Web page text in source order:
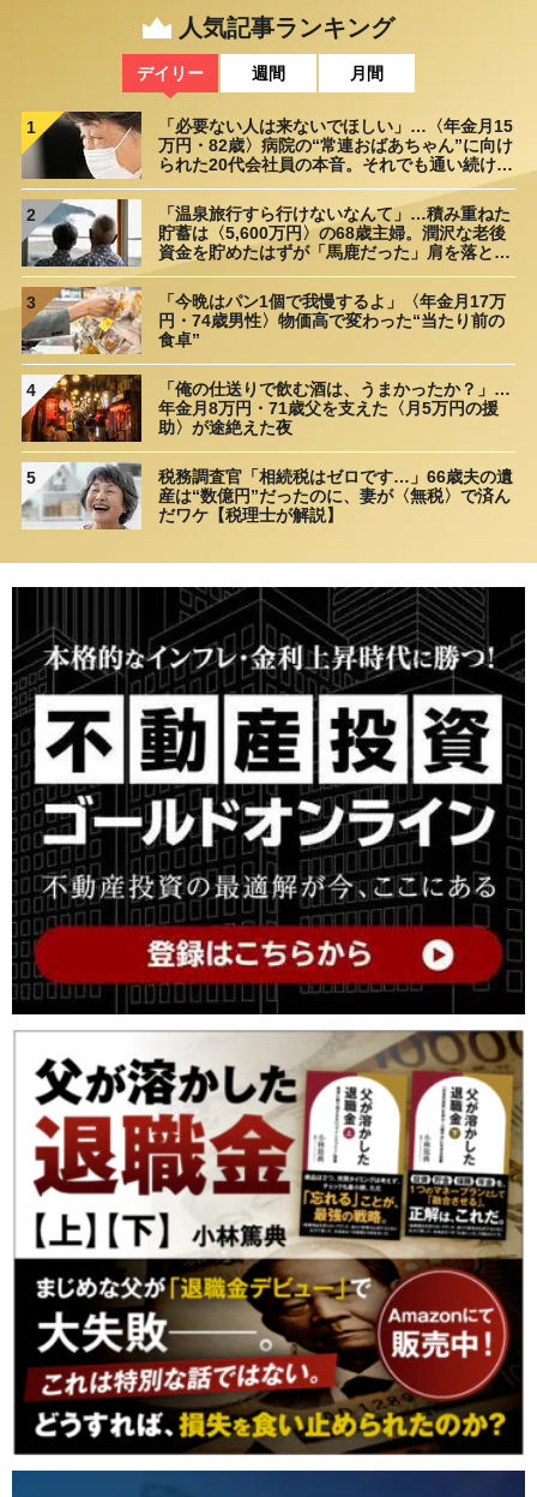
人気記事ランキング
デイリー 週間 月間
1
「必要ない人は来ないでほしい」…〈年金月15
万円・82歳〉病院の“常連おばあちゃん”に向け
られた20代会社員の本音。それでも通い続ける
理由
2
「温泉旅行すら行けないなんて」…積み重ねた
貯蓄は〈5,600万円〉の68歳主婦。潤沢な老後
資金を貯めたはずが「馬鹿だった」肩を落とす
理由
3
「今晩はパン1個で我慢するよ」〈年金月17万
円・74歳男性〉物価高で変わった“当たり前の
食卓”
4
「俺の仕送りで飲む酒は、うまかったか？」…
年金月8万円・71歳父を支えた〈月5万円の援
助〉が途絶えた夜
5
税務調査官「相続税はゼロです…」66歳夫の遺
産は“数億円”だったのに、妻が〈無税〉で済ん
だワケ【税理士が解説】